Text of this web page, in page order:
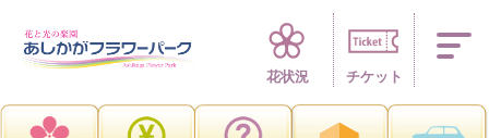
四季折々 花の
花状況 チケット